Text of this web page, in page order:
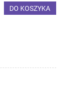
DO KOSZYKA